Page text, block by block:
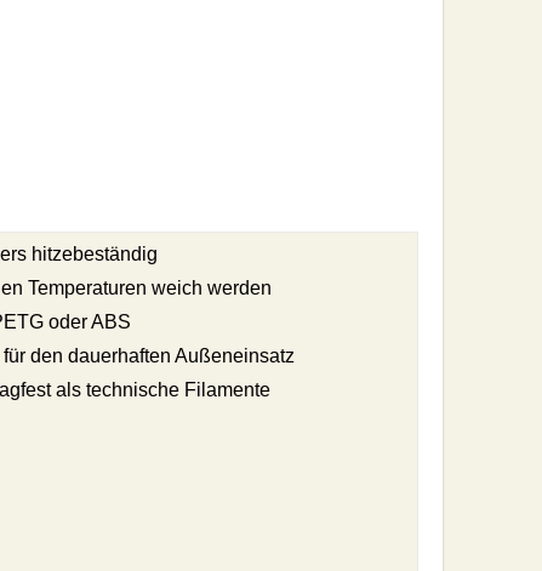
hitzebeständig
Temperaturen weich werden
oder ABS
den dauerhaften Außeneinsatz
als technische Filamente